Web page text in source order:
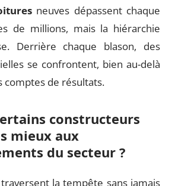
neuves dépassent chaque
de millions, mais la hiérarchie
Derrière chaque blason, des
se confrontent, bien au-delà
comptes de résultats.
constructeurs
mieux aux
du secteur ?
la tempête sans jamais